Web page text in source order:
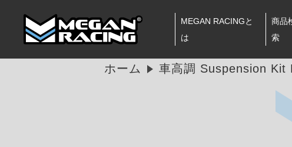
MEGAN RACINGと
は
商品
索
ホーム 車高調 Suspension Kit